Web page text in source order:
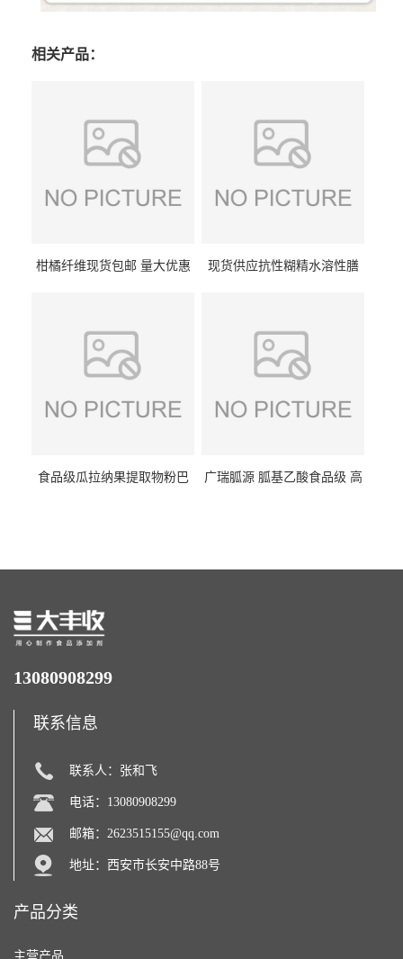
相关产品：
柑橘纤维现货包邮 量大优惠
现货供应抗性糊精水溶性膳
食品级瓜拉纳果提取物粉巴
广瑞胍源 胍基乙酸食品级 高
13080908299
联系信息
联系人：张和飞
电话：13080908299
邮箱： 2623515155@qq.com
地址：西安市长安中路88号
产品分类
主营产品